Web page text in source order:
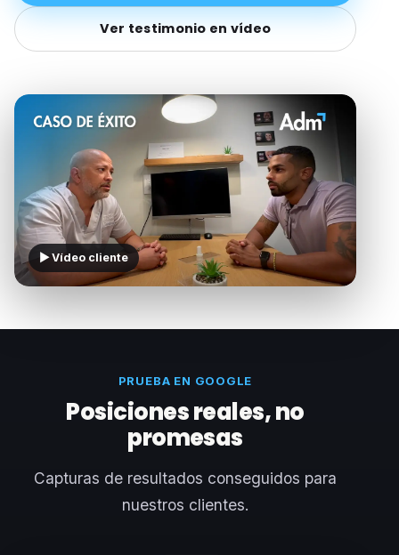
Ver testimonio en vídeo
▶ Vídeo cliente
PRUEBA EN GOOGLE
Posiciones reales, no
promesas
Capturas de resultados conseguidos para
nuestros clientes.